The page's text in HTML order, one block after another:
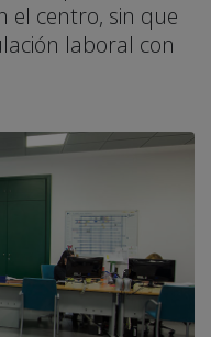
el centro, sin que
laboral con